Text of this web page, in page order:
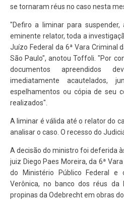
se tornaram réus no caso nesta
"Defiro a liminar para
eminente relator, toda a
Juízo Federal da 6ª Vara Criminal
São Paulo", anotou Toffoli. "Por
documentos apreendidos
imediatamente acautelados,
espelhamentos ou cópia de seu
realizados".
A liminar é válida até o relator do
analisar o caso. O recesso do
A decisão do ministro foi deferida
juiz Diego Paes Moreira, da 6ª
do Ministério Público Federal e
Verônica, no banco dos réus da
propinas da Odebrecht em obras do